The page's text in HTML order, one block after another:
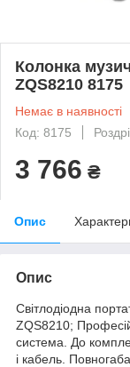
Колонка
ZQS8210 8175
Немає в наявності
Код: 8175
3 766 ₴
Опис
Опис
Світлодіодна
ZQS8210;
система. До
і кабель.